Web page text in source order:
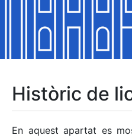
Mostra/Amaga
Mostra/Amaga
Mostra/Amaga
Històric de
En aquest apartat es